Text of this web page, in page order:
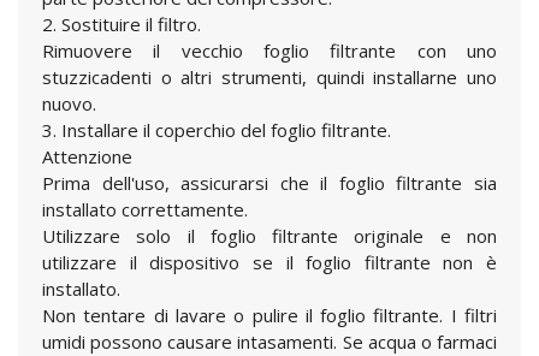
2. Sostituire il filtro.
Rimuovere il vecchio foglio filtrante con uno
stuzzicadenti o altri strumenti, quindi installarne uno
nuovo.
3. Installare il coperchio del foglio filtrante.
Attenzione
Prima dell'uso, assicurarsi che il foglio filtrante sia
installato correttamente.
Utilizzare solo il foglio filtrante originale e non
utilizzare il dispositivo se il foglio filtrante non è
installato.
Non tentare di lavare o pulire il foglio filtrante. I filtri
umidi possono causare intasamenti. Se acqua o farmaci